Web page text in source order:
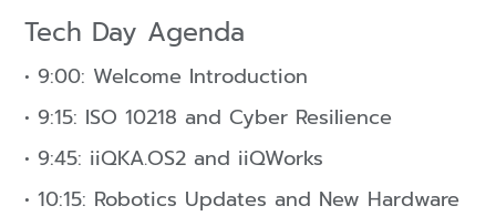
Tech Day Agenda
9:00: Welcome Introduction
9:15: ISO 10218 and Cyber Resilience
9:45: iiQKA.OS2 and iiQWorks
10:15: Robotics Updates and New Hardware